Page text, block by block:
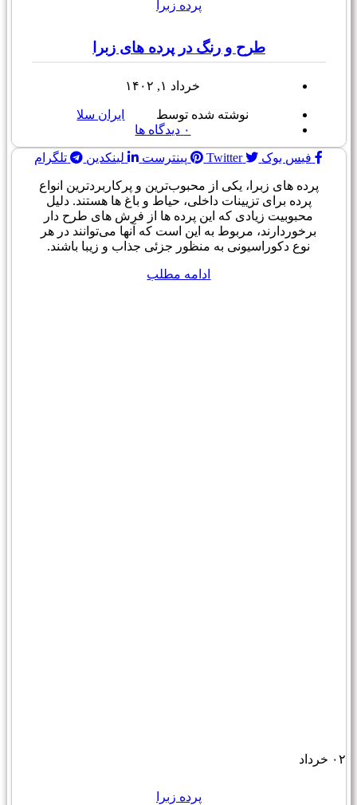
پرده زبرا
طرح و رنگ در پرده های زبرا
خرداد ۱, ۱۴۰۲
نوشته شده توسط
ایران سلا
۰ دیدگاه ها
فیس بوک Twitter پینترست لینکدین تلگرام
پرده های زبرا، یکی از محبوب‌ترین و پرکاربردترین انواع
پرده برای تزیینات داخلی، حیاط و باغ ها هستند. دلیل
محبوبیت زیادی که این پرده ها از فرش های طرح دار
برخوردارند، مربوط به این است که آنها می‌توانند در هر
نوع دکوراسیونی به منظور جزئی جذاب و زیبا باشند.
ادامه مطلب
۰۲ خرداد
پرده زبرا